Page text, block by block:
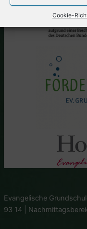
Cookie-
Evangelische
93 14 |